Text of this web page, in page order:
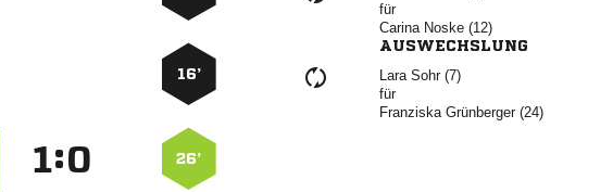
für
  
16’
AUSWECHSLUNG
  
für
  
: 26’